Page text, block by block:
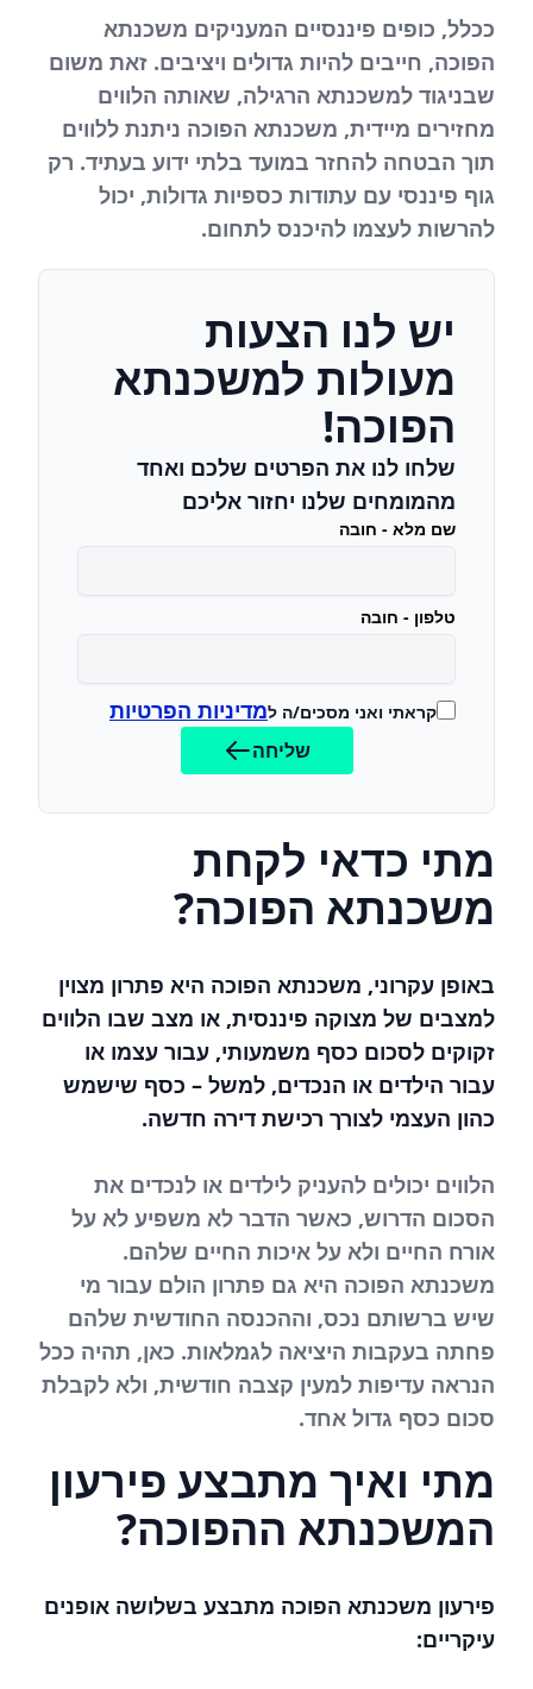
ככלל, כופים פיננסיים המעניקים משכנתא
הפוכה, חייבים להיות גדולים ויציבים. זאת משום
שבניגוד למשכנתא הרגילה, שאותה הלווים
מחזירים מיידית, משכנתא הפוכה ניתנת ללווים
תוך הבטחה להחזר במועד בלתי ידוע בעתיד. רק
גוף פיננסי עם עתודות כספיות גדולות, יכול
להרשות לעצמו להיכנס לתחום.
יש לנו הצעות
מעולות למשכנתא
הפוכה!
שלחו לנו את הפרטים שלכם ואחד
מהמומחים שלנו יחזור אליכם
שם מלא - חובה
טלפון - חובה
קראתי ואני מסכים/ה למדיניות הפרטיות
שליחה
מתי כדאי לקחת
משכנתא הפוכה?
באופן עקרוני, משכנתא הפוכה היא פתרון מצוין
למצבים של מצוקה פיננסית, או מצב שבו הלווים
זקוקים לסכום כסף משמעותי, עבור עצמו או
עבור הילדים או הנכדים, למשל – כסף שישמש
כהון העצמי לצורך רכישת דירה חדשה.
הלווים יכולים להעניק לילדים או לנכדים את
הסכום הדרוש, כאשר הדבר לא משפיע לא על
אורח החיים ולא על איכות החיים שלהם.
משכנתא הפוכה היא גם פתרון הולם עבור מי
שיש ברשותם נכס, וההכנסה החודשית שלהם
פחתה בעקבות היציאה לגמלאות. כאן, תהיה ככל
הנראה עדיפות למעין קצבה חודשית, ולא לקבלת
סכום כסף גדול אחד.
מתי ואיך מתבצע פירעון
המשכנתא ההפוכה?
פירעון משכנתא הפוכה מתבצע בשלושה אופנים
עיקריים: